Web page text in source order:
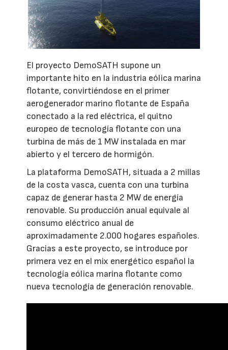
El proyecto DemoSATH supone un
importante hito en la industria eólica marina
flotante, convirtiéndose en el primer
aerogenerador marino flotante de España
conectado a la red eléctrica, el quitno
europeo de tecnología flotante con una
turbina de más de 1 MW instalada en mar
abierto y el tercero de hormigón.
La plataforma DemoSATH, situada a 2 millas
de la costa vasca, cuenta con una turbina
capaz de generar hasta 2 MW de energía
renovable. Su producción anual equivale al
consumo eléctrico anual de
aproximadamente 2.000 hogares españoles.
Gracias a este proyecto, se introduce por
primera vez en el mix energético español la
tecnología eólica marina flotante como
nueva tecnología de generación renovable.